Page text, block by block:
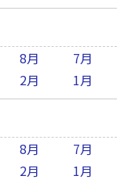
8月
7月
2月 1月
8月
7月
2月 1月